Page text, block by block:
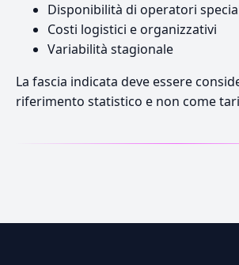
Disponibilità di operatori
Costi logistici e organizzativi
Variabilità stagionale
La fascia indicata deve essere
riferimento statistico e non come